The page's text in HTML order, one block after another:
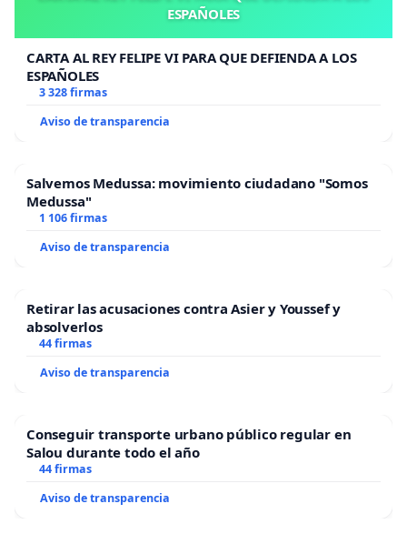
✅ 4. Que se priorice el bienestar del niño dentro
del entorno familiar:
Antes de aplicar medidas extremas como la
retirada del menor, deben explorarse alternativas
familiares, de acogida con parientes o de
niño debe ser protegido dentro de su contexto
natural.
separarlas:
Separar a un menor de su familia genera un alto
Esa inversión debe destinarse preferentemente a
alimentaria, vivienda o atención psicosocial que
fortalezcan a la familia, en vez de destruirla.
ESPAÑOLES
CARTA AL REY FELIPE VI PARA QUE DEFIENDA A LOS
ESPAÑOLES
3 328 firmas
Aviso de transparencia
Salvemos Medussa: movimiento ciudadano "Somos
Medussa"
1 106 firmas
Aviso de transparencia
Retirar las acusaciones contra Asier y Youssef y
absolverlos
44 firmas
Aviso de transparencia
Conseguir transporte urbano público regular en
Salou durante todo el año
44 firmas
Aviso de transparencia